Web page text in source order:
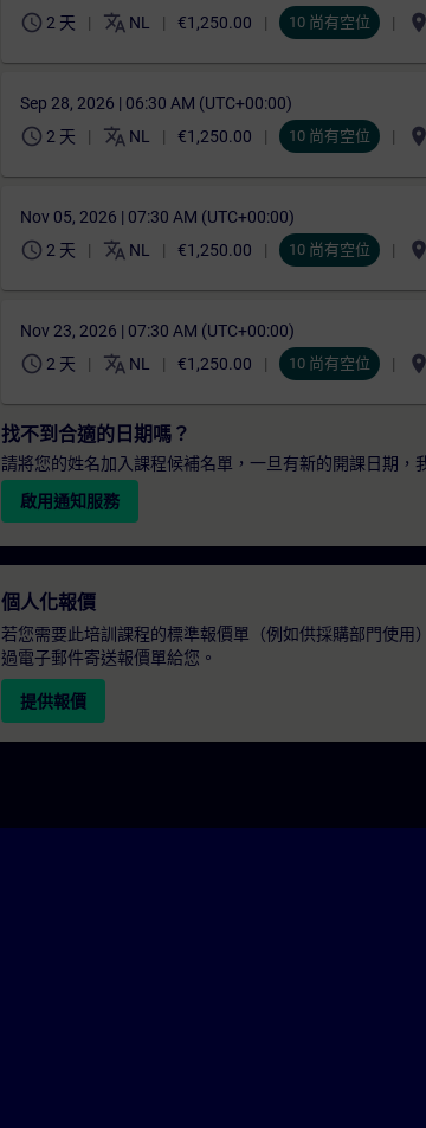
schedule 2 天 translate NL €1,250.00 10 尚有空位 location_on
Sep 28, 2026 | 06:30 AM (UTC+00:00)
schedule 2 天 translate NL €1,250.00 10 尚有空位 location_on
Nov 05, 2026 | 07:30 AM (UTC+00:00)
schedule 2 天 translate NL €1,250.00 10 尚有空位 location_on
Nov 23, 2026 | 07:30 AM (UTC+00:00)
schedule 2 天 translate NL €1,250.00 10 尚有空位 location_on
找不到合適的日期嗎？
請將您的姓名加入課程候補名單，一旦有新的開課日期，
啟用通知服務
個人化報價
若您需要此培訓課程的標準報價單（例如供採購部門使
過電子郵件寄送報價單給您。
提供報價